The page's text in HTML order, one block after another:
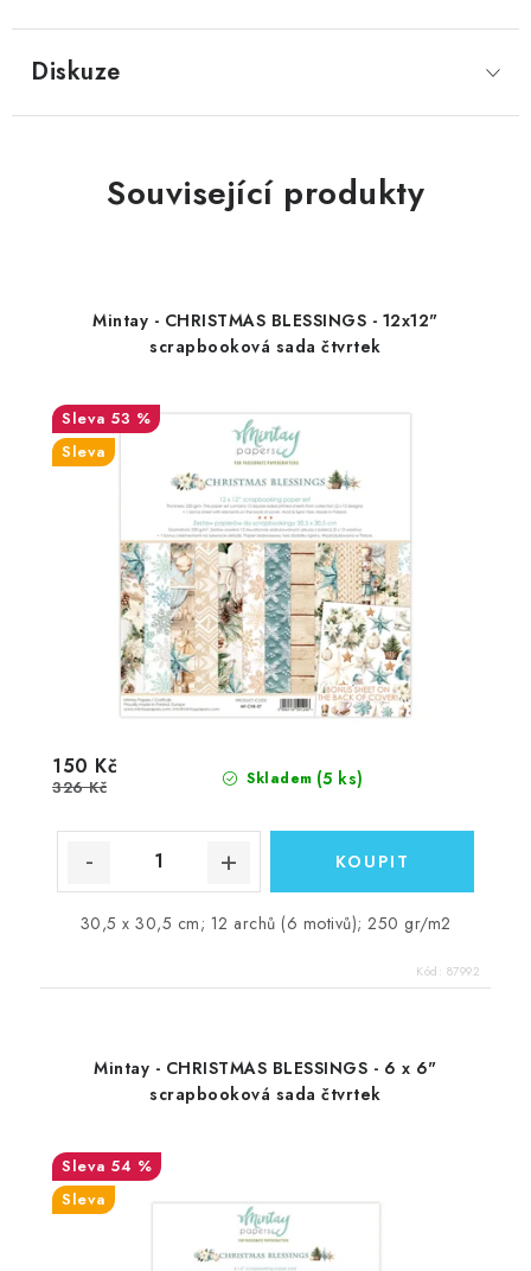
Diskuze
Související produkty
Mintay - CHRISTMAS BLESSINGS - 12x12"
scrapbooková sada čtvrtek
53 %
Sleva
Skladem (5 ks)
150 Kč
326 Kč
30,5 x 30,5 cm; 12 archů (6 motivů); 250 gr/m2
Kód: 87992
Mintay - CHRISTMAS BLESSINGS - 6 x 6"
scrapbooková sada čtvrtek
54 %
Sleva